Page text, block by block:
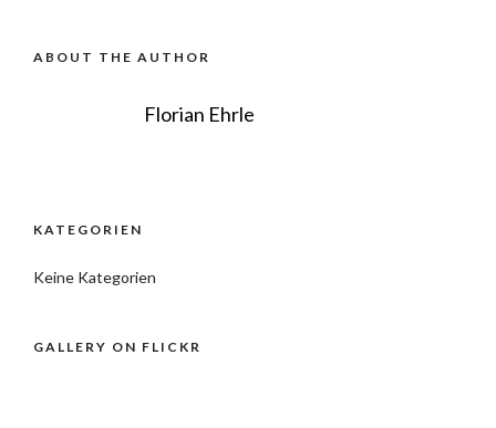
ABOUT THE AUTHOR
Florian Ehrle
KATEGORIEN
Keine Kategorien
GALLERY ON FLICKR